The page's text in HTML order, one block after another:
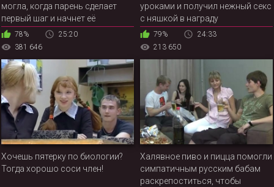
могла, когда парень сделает
первый шаг и начнет её
раздевать
78%
25:20
381 646
уроками и получил нежный секс
с няшкой в награду
79%
24:33
213 650
Хочешь пятерку по биологии?
Тогда хорошо соси член!
Халявное пиво и пицца помогли
симпатичным русским бабам
раскрепоститься, чтобы